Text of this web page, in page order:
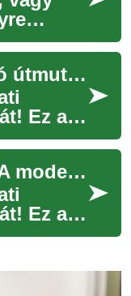
válik
Fogbeültetés: Átfogó útmutató a modern fogpótláshoz
Ez a
Fogimplantátumok: A modern fogpótlás titkai
Ez a
csak